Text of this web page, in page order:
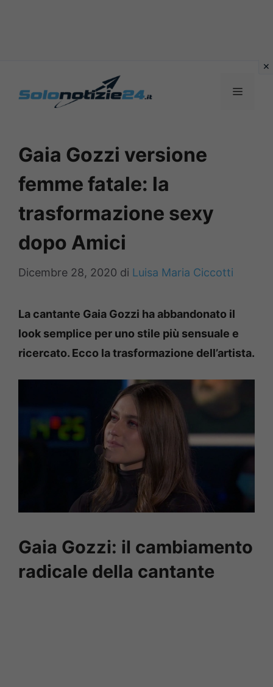
MENU
Gaia Gozzi versione
femme fatale: la
trasformazione sexy
dopo Amici
Dicembre 28, 2020 di Luisa Maria Ciccotti
La cantante Gaia Gozzi ha abbandonato il
look semplice per uno stile più sensuale e
ricercato. Ecco la trasformazione dell’artista.
Gaia Gozzi: il cambiamento
radicale della cantante